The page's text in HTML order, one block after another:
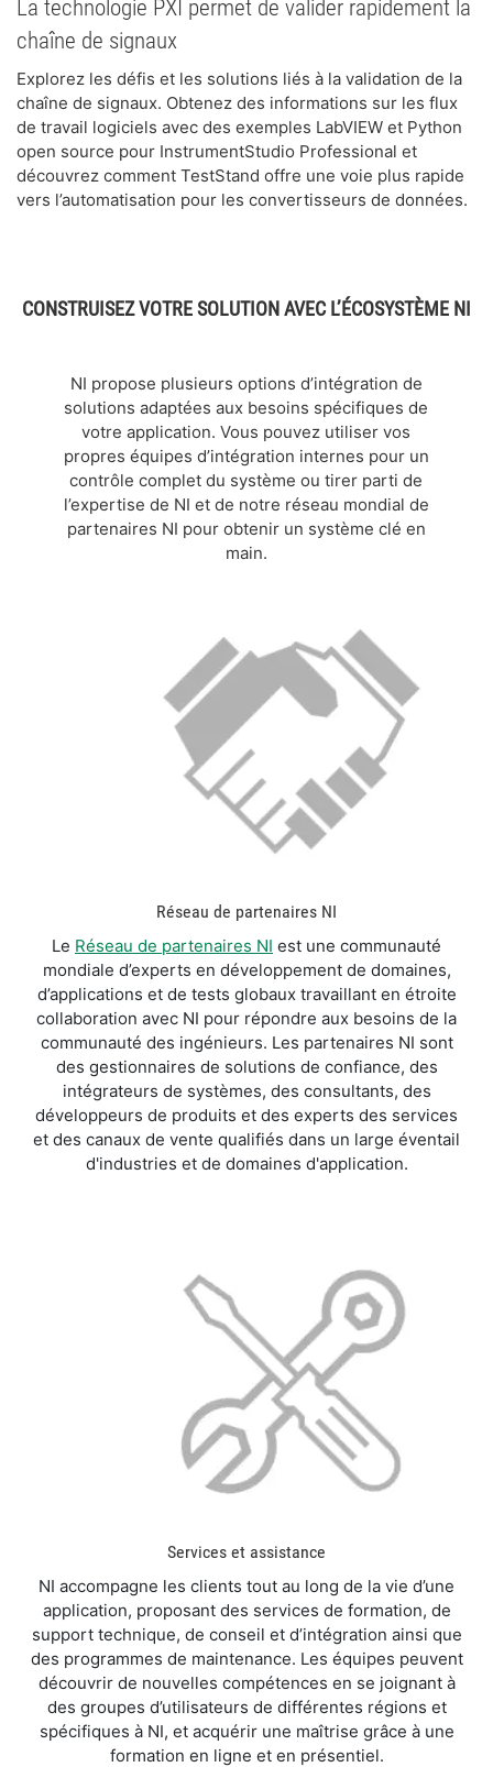
La technologie PXI permet de valider rapidement la
chaîne de signaux
Explorez les défis et les solutions liés à la validation de la
chaîne de signaux. Obtenez des informations sur les flux
de travail logiciels avec des exemples LabVIEW et Python
open source pour InstrumentStudio Professional et
découvrez comment TestStand offre une voie plus rapide
vers l’automatisation pour les convertisseurs de données.
CONSTRUISEZ VOTRE SOLUTION AVEC L’ÉCOSYSTÈME NI
NI propose plusieurs options d’intégration de
solutions adaptées aux besoins spécifiques de
votre application. Vous pouvez utiliser vos
propres équipes d’intégration internes pour un
contrôle complet du système ou tirer parti de
l’expertise de NI et de notre réseau mondial de
partenaires NI pour obtenir un système clé en
main.
Réseau de partenaires NI
Le Réseau de partenaires NI est une communauté
mondiale d’experts en développement de domaines,
d’applications et de tests globaux travaillant en étroite
collaboration avec NI pour répondre aux besoins de la
communauté des ingénieurs. Les partenaires NI sont
des gestionnaires de solutions de confiance, des
intégrateurs de systèmes, des consultants, des
développeurs de produits et des experts des services
et des canaux de vente qualifiés dans un large éventail
d'industries et de domaines d'application.
Services et assistance
NI accompagne les clients tout au long de la vie d’une
application, proposant des services de formation, de
support technique, de conseil et d’intégration ainsi que
des programmes de maintenance. Les équipes peuvent
découvrir de nouvelles compétences en se joignant à
des groupes d’utilisateurs de différentes régions et
spécifiques à NI, et acquérir une maîtrise grâce à une
formation en ligne et en présentiel.